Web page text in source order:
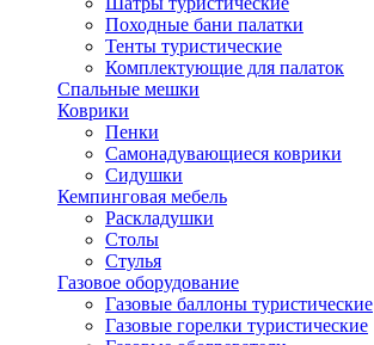
Походные бани палатки
Тенты туристические
Комплектующие для палаток
Спальные мешки
Коврики
Пенки
Самонадувающиеся коврики
Сидушки
Кемпинговая мебель
Раскладушки
Столы
Стулья
Газовое оборудование
Газовые баллоны туристические
Газовые горелки туристические